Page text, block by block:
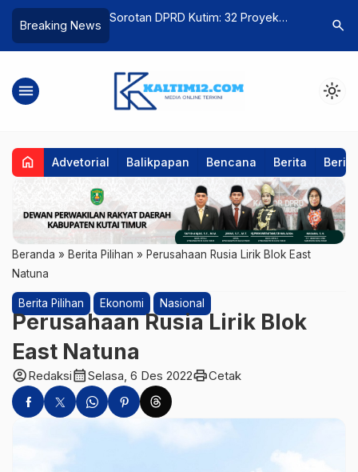
Breaking News
Sorotan DPRD Kutim: 32 Proyek
Pembangunan Jalan dan
Infrastruktur Tertinggal
Dukung
Makanan
search
menu light_mode
home Advetorial Balikpapan Bencana Berita
Beranda » Berita Pilihan » Perusahaan Rusia Lirik Blok East
Natuna
Berita Pilihan Ekonomi Nasional
Perusahaan Rusia Lirik Blok
East Natuna
account_circleRedaksicalendar_monthSelasa, 6 Des 2022printCetak